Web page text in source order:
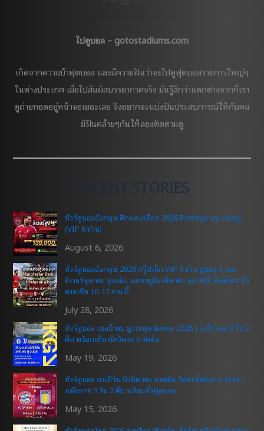
ไปดูบอล – gotostadiums.com
เกิดจากความบ้าฟุตบอล และมีความฝันว่าจะไปดูฟุตบอลรายการใหญ่ๆ
ในต่างประเทศ เมื่อไปสัมผัสบรรยากาศจริง มันรู้สึกว่าแตกต่างจากที่เรา
ดูถ่ายทอดอยู่หน้าจอเยอะเลย จึงอยากจะแบ่งปันประสบการณ์ให้กับคน
มีฝันคล้ายๆกันให้ลองติดตามดู
RECENT STORIES
ทัวร์ดูบอลอังกฤษ ศึกแดงเดือด 2026 ลิเวอร์พูล พบ แมนยู
(VIP 6 ท่าน)
August 6, 2026
ทัวร์ดูบอลอังกฤษ 2026 กรุ๊ปเล็ก VIP 6 ท่าน ดูบอล 3 เกม
ลิเวอร์พูล พบ ฟูแล่ม, แมนฯยูไนเต็ด พบ แมนซิตี้, ลีดส์ พบ นิว
คาสเซิล 10-17 ก.ย.นี้
July 28, 2026
ทัวร์ดูบอล เชลซี พบ ยูเวนตุส ฮ่องกง 2026 | แพ็กเกจ 3 วัน 2
คืน พร้อมเที่ยวไหว้พระ 5 วัดดัง
May 19, 2026
ทัวร์ดูบอล บาเยิร์น มิวนิค พบ แอสตัน วิลล่า ที่ฮ่องกง 2026 |
แพ็กเกจ 3 วัน 2 คืน พร้อมตั๋วฟุตบอล
May 15, 2026